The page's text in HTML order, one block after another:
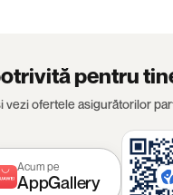
pentru
vezi ofertele asigurătorilor
Acum pe
AppGallery